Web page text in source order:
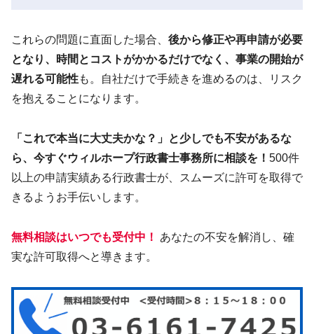
これらの問題に直面した場合、 後から修正や再申請が必要
となり、時間とコストがかかるだけでなく、事業の開始が
遅れる可能性も。自社だけで手続きを進めるのは、リスク
を抱えることになります。
「これで本当に大丈夫かな？」と少しでも不安があるな
ら、今すぐウィルホープ行政書士事務所に相談を！ 500件
以上の申請実績ある行政書士が、スムーズに許可を取得で
きるようお手伝いします。
無料相談はいつでも受付中！
あなたの不安を解消し、確
実な許可取得へと導きます。